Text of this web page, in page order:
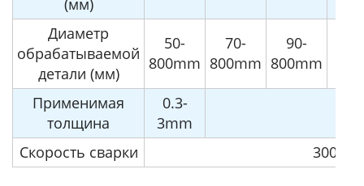
(мм)
Диаметр
обрабатываемой
детали (мм)
50-
800mm
70-
800mm
90-
800mm
Применимая
толщина
0.3-
3mm
Скорость сварки 300-